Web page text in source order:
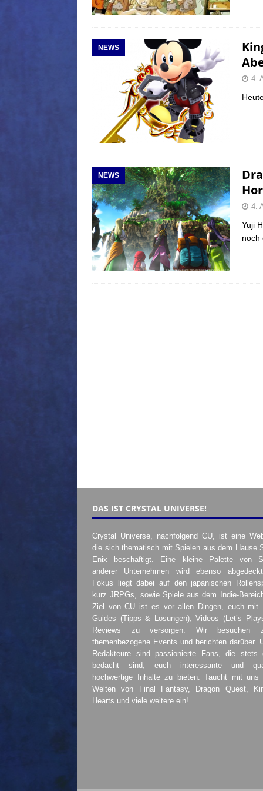
NEWS
4.
NEWS
4.
Yuji
noch
DAS IST CRYSTAL UNIVERSE!
Crystal Universe, nachfolgend CU, ist eine
die sich thematisch mit Spielen aus dem Hause
Enix beschäftigt. Eine kleine Palette von
anderer Unternehmen wird ebenso
Fokus liegt dabei auf den japanischen
kurz JRPGs, sowie Spiele aus dem Indie-
Ziel von CU ist es vor allen Dingen, euch mit
Guides (Tipps & Lösungen), Videos (Let’s
Reviews zu versorgen. Wir besuchen
themenbezogene Events und berichten darüber.
Redakteure sind passionierte Fans, die stets
bedacht sind, euch interessante und
hochwertige Inhalte zu bieten. Taucht mit
Welten von Final Fantasy, Dragon Quest,
Hearts und viele weitere ein!